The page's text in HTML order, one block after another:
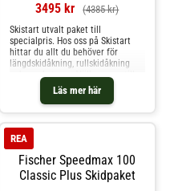
3495 kr (4385 kr)
Läs mer här
Skistart utvalt paket till
specialpris. Hos oss på Skistart
hittar du allt du behöver för
längdskidåkning, rullskidåkning
och mycket mer. Välkommen till
Fischer Speedmax 100
Classic Plus Skidpaket
REA